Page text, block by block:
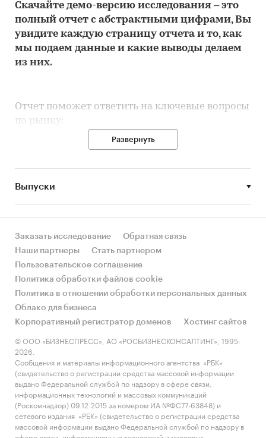
Скачайте демо-версию исследования – это
полный отчет с абстрактными цифрами, Вы
увидите каждую страницу отчета и то,как
мы подаем данные и какие выводы делаем
из них.
Отчет поможет ответить на ключевые вопросы
по рынку:
• Каков объем розничного рынка
Республике, много это или мало по сравнению
с другими регионами России?
• Рынок растет или снижается? Если растет, то
инфляции? Как соотносятся рост и падение с
динамикой других регионов?
• Какое место регион занимает в России и в
своем федеральном округе по объему продаж
и по продажам на душу населения?
• К какому сегменту можно отнести рынок по
размеру и темпом роста (малый/крупный, с
опережающей динамикой/с отстающей
динамикой) в стратегической перспективе и в
текущей ситуации? Меняются ли позиции
региона с течением времени?
• Насколько рынок насыщен и какой у региона
потенциал роста, если сравнить его с
Развернуть
Выпуски
Заказать исследование
Обратная связь
Наши партнеры
Стать партнером
Пользовательское соглашение
Политика обработки файлов cookie
Политика в отношении обработки персональных данных
Облако для бизнеса
Корпоративный регистратор доменов
Хостинг сайтов
© ООО «БИЗНЕСПРЕСС», АО «РОСБИЗНЕСКОНСАЛТИНГ», 1995-
2026.
Сообщения и материалы информационного агентства «РБК»
(свидетельство о регистрации средства массовой информации
выдано Федеральной службой по надзору в сфере связи,
информационных технологий и массовых коммуникаций
(Роскомнадзор) 09.12.2015 за номером ИА №ФС77-63848) и
сетевого издания «РБК» (свидетельство о регистрации средства
массовой информации выдано Федеральной службой по надзору в